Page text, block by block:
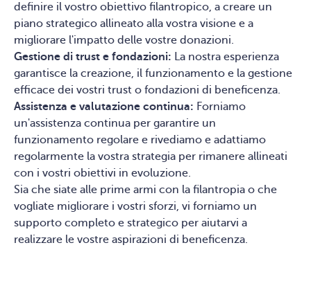
definire il vostro obiettivo filantropico, a creare un
piano strategico allineato alla vostra visione e a
migliorare l'impatto delle vostre donazioni.
Gestione di trust e fondazioni: La nostra esperienza
garantisce la creazione, il funzionamento e la gestione
efficace dei vostri trust o fondazioni di beneficenza.
Assistenza e valutazione continua: Forniamo
un'assistenza continua per garantire un
funzionamento regolare e rivediamo e adattiamo
regolarmente la vostra strategia per rimanere allineati
con i vostri obiettivi in evoluzione.
Sia che siate alle prime armi con la filantropia o che
vogliate migliorare i vostri sforzi, vi forniamo un
supporto completo e strategico per aiutarvi a
realizzare le vostre aspirazioni di beneficenza.